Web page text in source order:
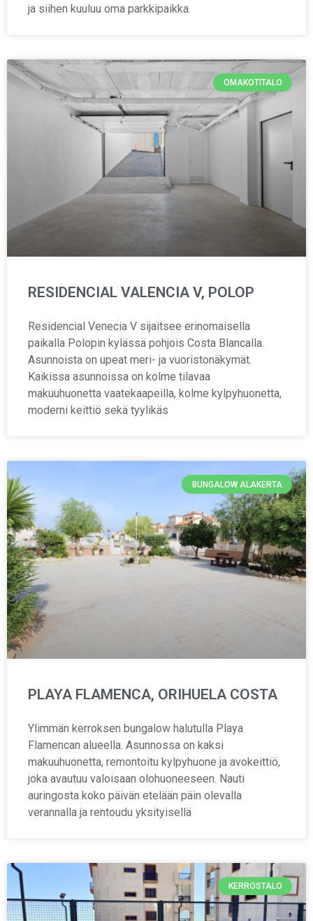
ja siihen kuuluu oma parkkipaikka.
OMAKOTITALO
RESIDENCIAL VALENCIA V, POLOP
Residencial Venecia V sijaitsee erinomaisella
paikalla Polopin kylässä pohjois Costa Blancalla.
Asunnoista on upeat meri- ja vuoristonäkymät.
Kaikissa asunnoissa on kolme tilavaa
makuuhuonetta vaatekaapeilla, kolme kylpyhuonetta,
moderni keittiö sekä tyylikäs
BUNGALOW ALAKERTA
PLAYA FLAMENCA, ORIHUELA COSTA
Ylimmän kerroksen bungalow halutulla Playa
Flamencan alueella. Asunnossa on kaksi
makuuhuonetta, remontoitu kylpyhuone ja avokeittiö,
joka avautuu valoisaan olohuoneeseen. Nauti
auringosta koko päivän etelään päin olevalla
verannalla ja rentoudu yksityisellä
KERROSTALO